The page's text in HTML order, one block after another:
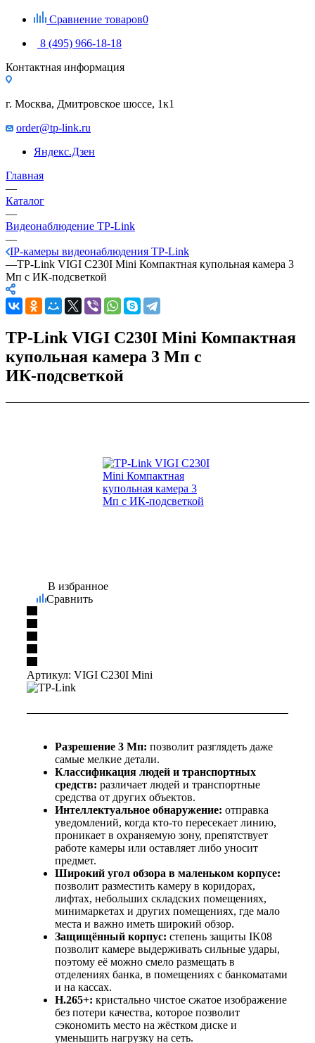
Сравнение товаров0
8 (495) 966-18-18
Контактная информация
г. Москва, Дмитровское шоссе, 1к1
order@tp-link.ru
Яндекс.Дзен
Главная
—
Каталог
—
Видеонаблюдение TP-Link
—
IP-камеры видеонаблюдения TP-Link
—TP-Link VIGI C230I Mini Компактная купольная камера 3
Мп с ИК‑подсветкой
TP-Link VIGI C230I Mini Компактная
купольная камера 3 Мп с
ИК‑подсветкой
В избранное
Сравнить
Артикул: VIGI C230I Mini
Разрешение 3 Мп: позволит разглядеть даже
самые мелкие детали.
Классификация людей и транспортных
средств: различает людей и транспортные
средства от других объектов.
Интеллектуальное обнаружение: отправка
уведомлений, когда кто-то пересекает линию,
проникает в охраняемую зону, препятствует
работе камеры или оставляет либо уносит
предмет.
Широкий угол обзора в маленьком корпусе:
позволит разместить камеру в коридорах,
лифтах, небольших складских помещениях,
минимаркетах и других помещениях, где мало
места и важно иметь широкий обзор.
Защищённый корпус: степень защиты IK08
позволит камере выдерживать сильные удары,
поэтому её можно смело размещать в
отделениях банка, в помещениях с банкоматами
и на кассах.
H.265+: кристально чистое сжатое изображение
без потери качества, которое позволит
сэкономить место на жёстком диске и
уменьшить нагрузку на сеть.